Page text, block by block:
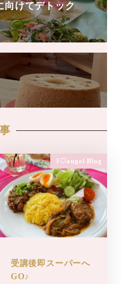
向けてデトック
3♡angel Blog
受講後即スーパーへ
GO♪